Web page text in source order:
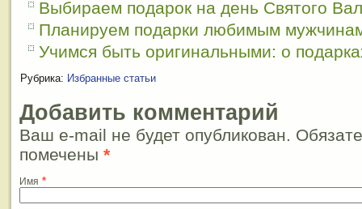
Выбираем подарок на день Святого
Планируем подарки любимым
Учимся быть оригинальными: о
Рубрика: Избранные статьи
Добавить комментарий
Ваш e-mail не будет опубликован.
помечены *
Имя *